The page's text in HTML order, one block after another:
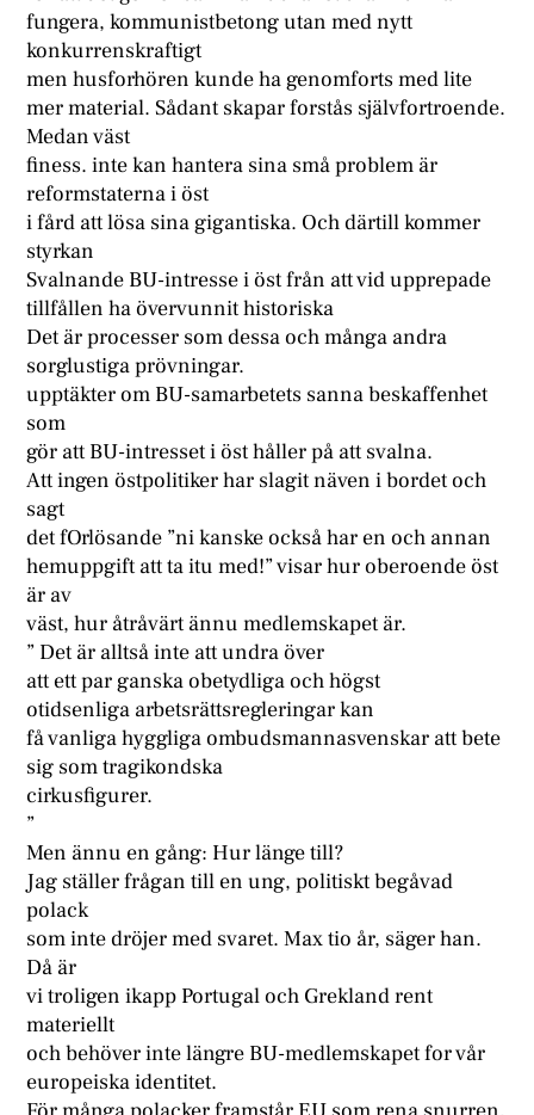
fungera, kommunistbetong utan med nytt
konkurrenskraftigt
men husforhören kunde ha genomforts med lite
mer material. Sådant skapar forstås självfortroende.
Medan väst
finess. inte kan hantera sina små problem är
reformstaterna i öst
i fård att lösa sina gigantiska. Och därtill kommer
styrkan
Svalnande BU-intresse i öst från att vid upprepade
tillfållen ha övervunnit historiska
Det är processer som dessa och många andra
sorglustiga prövningar.
upptäkter om BU-samarbetets sanna beskaffenhet
som
gör att BU-intresset i öst håller på att svalna.
Att ingen östpolitiker har slagit näven i bordet och
sagt
det fOrlösande ”ni kanske också har en och annan
hemuppgift att ta itu med!” visar hur oberoende öst
är av
väst, hur åtråvärt ännu medlemskapet är.
” Det är alltså inte att undra över
att ett par ganska obetydliga och högst
otidsenliga arbetsrättsregleringar kan
få vanliga hyggliga ombudsmannasvenskar att bete
sig som tragikondska
cirkusfigurer.
”
Men ännu en gång: Hur länge till?
Jag ställer frågan till en ung, politiskt begåvad
polack
som inte dröjer med svaret. Max tio år, säger han.
Då är
vi troligen ikapp Portugal och Grekland rent
materiellt
och behöver inte längre BU-medlemskapet for vår
europeiska identitet.